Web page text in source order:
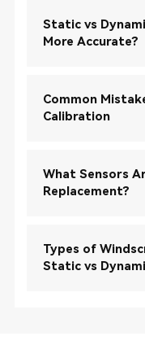
Static vs
More Accurate?
Common
Calibration
What Sensors
Replacement?
Types of
Static vs